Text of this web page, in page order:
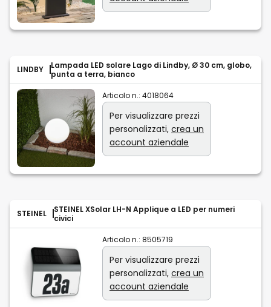
LINDBY
Lampada LED solare Lago di Lindby, Ø 30 cm, globo,
punta a terra, bianco
Articolo n.: 4018064
Per visualizzare prezzi
personalizzati, crea un
account aziendale
STEINEL
STEINEL XSolar LH-N Applique a LED per numeri
civici
Articolo n.: 8505719
Per visualizzare prezzi
personalizzati, crea un
account aziendale